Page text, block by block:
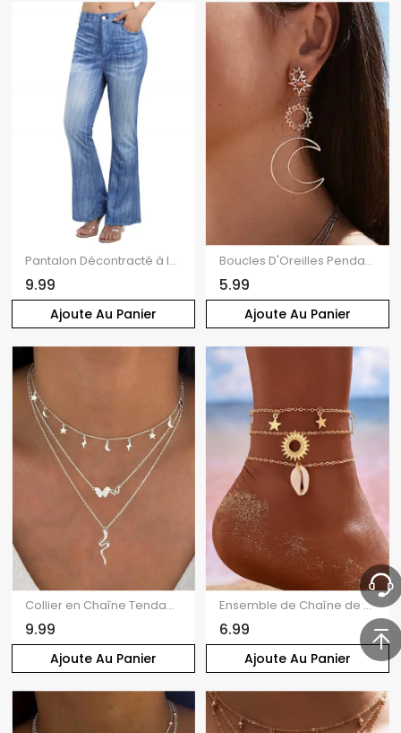
Ajoute Au Panier
Pantalon Décontracté à Imprimé Denim avec Fausses Poches à Braguette à Glissière
9.99
Ajoute Au Panier
Boucles D'Oreilles Pendantes Asymétriques Motif Lune Etoile et Soleil à Sculpture Creuse
5.99
Ajoute Au Panier
Collier en Chaîne Tendance à Plusieurs Branches avec Pendentifs Papillon Etoile et Lune
9.99
Ajoute Au Panier
Ensemble de Chaîne de Cheville de Plage Etoile Lune Coquille 3 Pièces
6.99